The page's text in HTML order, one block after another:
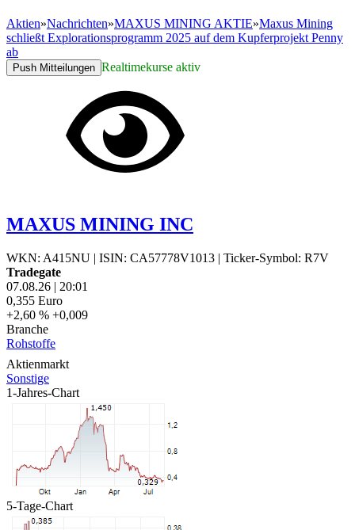
Aktien»Nachrichten»MAXUS MINING AKTIE»Maxus Mining
schließt Explorationsprogramm 2025 auf dem Kupferprojekt Penny
ab
Push Mitteilungen Realtimekurse aktiv
MAXUS MINING INC
WKN: A415NU | ISIN: CA57778V1013 | Ticker-Symbol: R7V
Tradegate
07.08.26 | 20:01
0,355 Euro
+2,60 % +0,009
Branche
Rohstoffe
Aktienmarkt
Sonstige
1-Jahres-Chart
5-Tage-Chart